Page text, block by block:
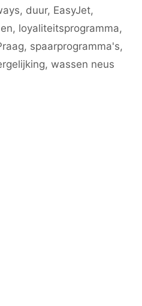
, duur, EasyJet,
, loyaliteitsprogramma,
, spaarprogramma's,
, wassen neus